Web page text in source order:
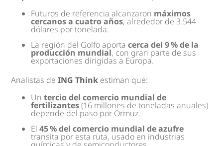
Futuros de referencia alcanzaron máximos
cercanos a cuatro años, alrededor de 3.544
dólares por tonelada.
La región del Golfo aportacerca del 9 % de la
producción mundial, con gran parte de sus
exportaciones dirigidas a Europa.
Analistas deING Think estiman que:
Untercio del comercio mundial de
fertilizantes(16 millones de toneladas anuales)
depende del paso por Ormuz.
El45 % del comercio mundial de azufre
transita por esta ruta, usado en industrias